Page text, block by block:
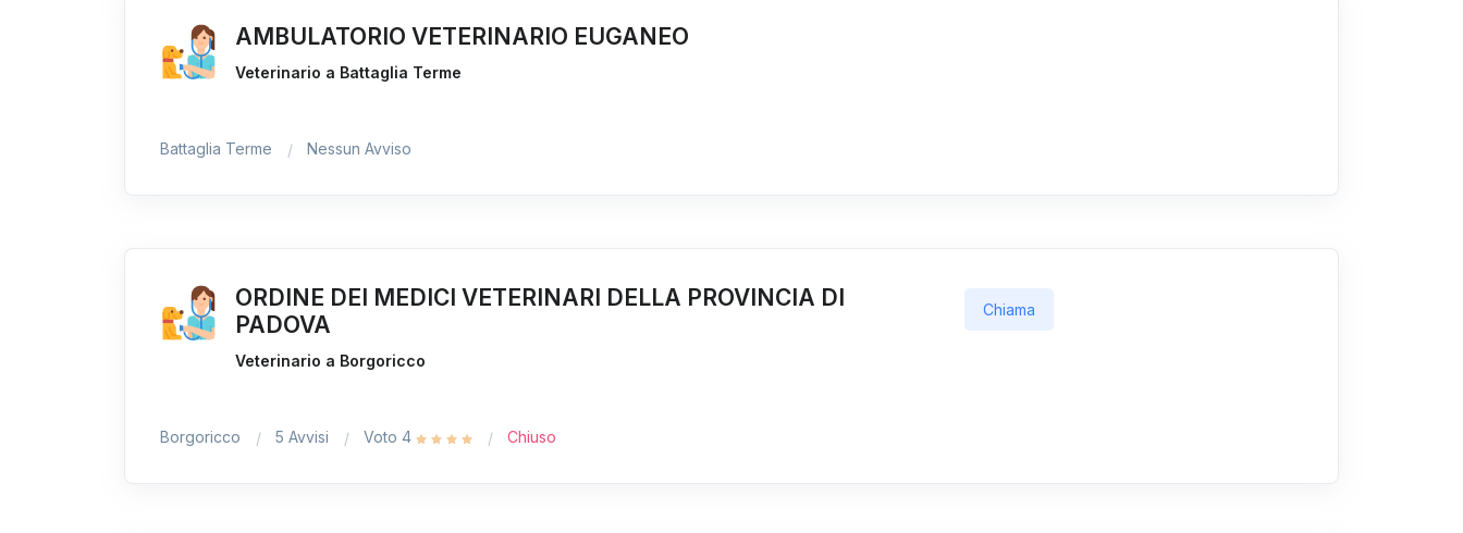
AMBULATORIO VETERINARIO EUGANEO
Veterinario a Battaglia Terme
Battaglia Terme Nessun Avviso
ORDINE DEI MEDICI VETERINARI DELLA PROVINCIA DI
PADOVA
Veterinario a Borgoricco
Chiama
Borgoricco 5 Avvisi Voto 4 Chiuso